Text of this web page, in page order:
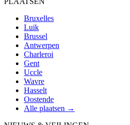
Bruxelles
Luik
Brussel
Antwerpen
Charleroi
Gent
Uccle
Wavre
Hasselt
Oostende
Alle plaatsen →